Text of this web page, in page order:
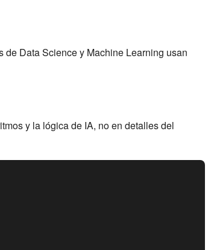
de Data Science y Machine Learning usan
y la lógica de IA, no en detalles del